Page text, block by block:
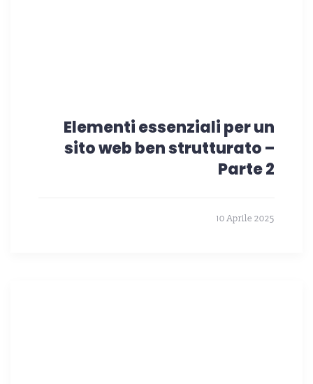
Elementi essenziali per un
sito web ben strutturato –
Parte 2
10 Aprile 2025